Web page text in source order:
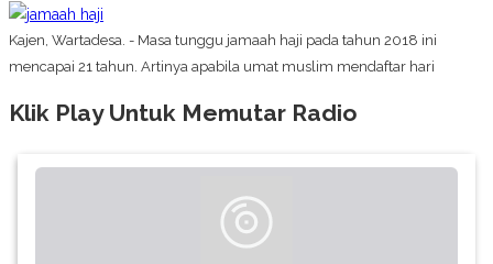
Kajen, Wartadesa. - Masa tunggu jamaah haji pada tahun 2018 ini
mencapai 21 tahun. Artinya apabila umat muslim mendaftar hari
Klik Play Untuk Memutar Radio